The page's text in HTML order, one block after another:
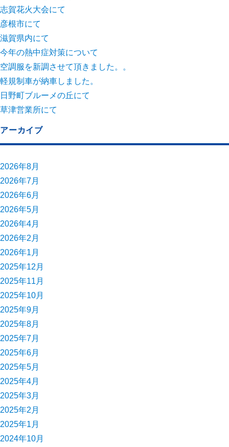
志賀花火大会にて
彦根市にて
滋賀県内にて
今年の熱中症対策について
空調服を新調させて頂きました。。
軽規制車が納車しました。
日野町ブルーメの丘にて
草津営業所にて
アーカイブ
2026年8月
2026年7月
2026年6月
2026年5月
2026年4月
2026年2月
2026年1月
2025年12月
2025年11月
2025年10月
2025年9月
2025年8月
2025年7月
2025年6月
2025年5月
2025年4月
2025年3月
2025年2月
2025年1月
2024年10月